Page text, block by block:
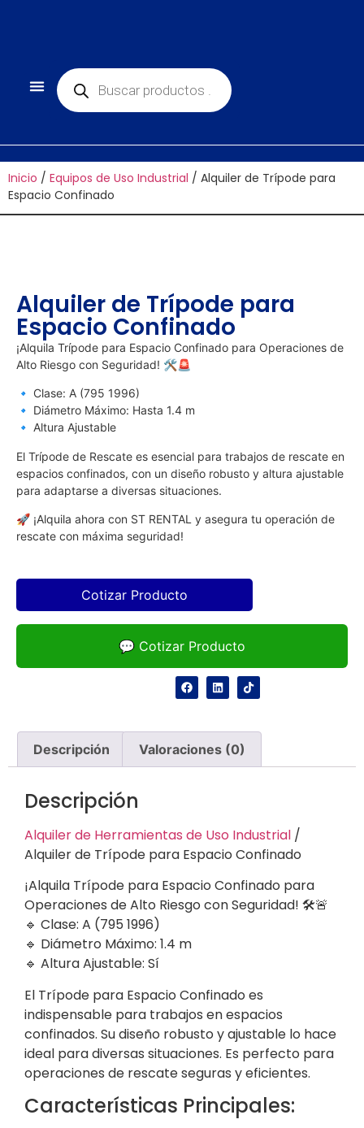
Inicio / Equipos de Uso Industrial / Alquiler de Trípode para
Espacio Confinado
Alquiler de Trípode para
Espacio Confinado
¡Alquila Trípode para Espacio Confinado para Operaciones de
Alto Riesgo con Seguridad! 🛠️🚨
🔹 Clase: A (795 1996)
🔹 Diámetro Máximo: Hasta 1.4 m
🔹 Altura Ajustable
El Trípode de Rescate es esencial para trabajos de rescate en
espacios confinados, con un diseño robusto y altura ajustable
para adaptarse a diversas situaciones.
🚀 ¡Alquila ahora con ST RENTAL y asegura tu operación de
rescate con máxima seguridad!
Cotizar Producto
💬 Cotizar Producto
Descripción Valoraciones (0)
Descripción
Alquiler de Herramientas de Uso Industrial /
Alquiler de Trípode para Espacio Confinado
¡Alquila Trípode para Espacio Confinado para
Operaciones de Alto Riesgo con Seguridad! 🛠️🚨
🔹 Clase: A (795 1996)
🔹 Diámetro Máximo: 1.4 m
🔹 Altura Ajustable: Sí
El Trípode para Espacio Confinado es
indispensable para trabajos en espacios
confinados. Su diseño robusto y ajustable lo hace
ideal para diversas situaciones. Es perfecto para
operaciones de rescate seguras y eficientes.
Características Principales: